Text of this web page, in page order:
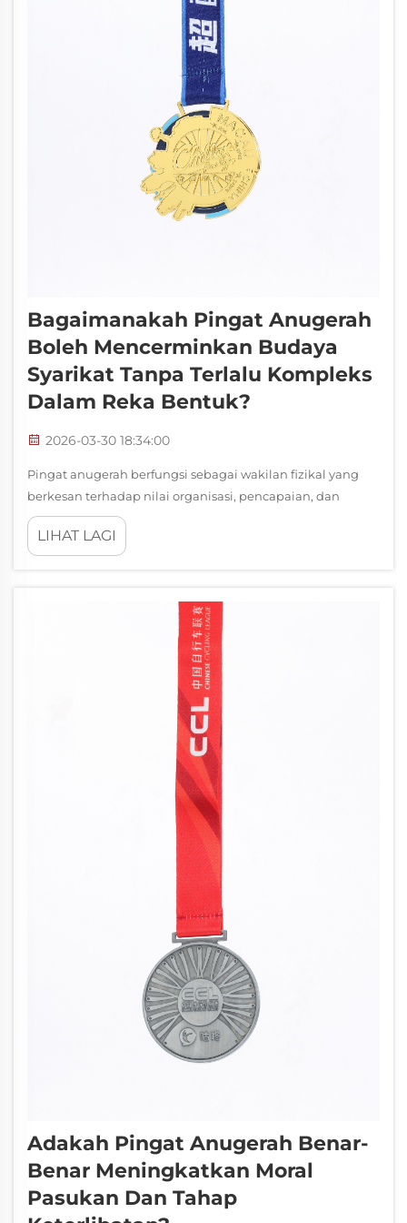
Bagaimanakah Pingat Anugerah
Boleh Mencerminkan Budaya
Syarikat Tanpa Terlalu Kompleks
Dalam Reka Bentuk?
2026-03-30 18:34:00
Pingat anugerah berfungsi sebagai wakilan fizikal yang
berkesan terhadap nilai organisasi, pencapaian, dan
identiti budaya dalam perniagaan moden. Cabaran
utamanya terletak pada penciptaan pingat anugerah yang
LIHAT LAGI
Adakah Pingat Anugerah Benar-
Benar Meningkatkan Moral
Pasukan Dan Tahap